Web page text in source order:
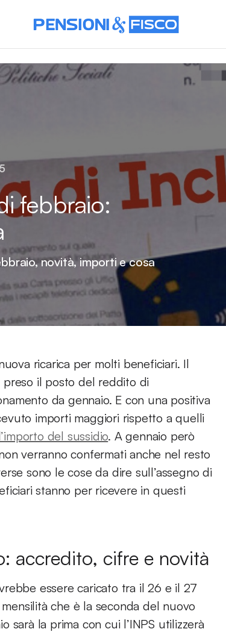
febbraio:
novità, importi e cosa
ricarica per molti beneficiari. Il
preso il posto del reddito di
da gennaio. E con una positiva
importi maggiori rispetto a quelli
del sussidio. A gennaio però
verranno confermati anche nel resto
sono le cose da dire sull’assegno di
stanno per ricevere in questi
accredito, cifre e novità
essere caricato tra il 26 e il 27
che è la seconda del nuovo
sarà la prima con cui l’INPS utilizzerà